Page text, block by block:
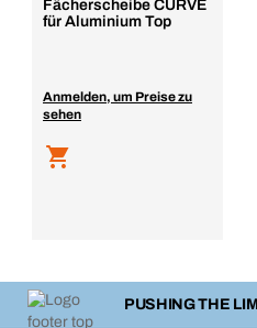
Fächerscheibe CURVE
für Aluminium Top
Anmelden, um Preise zu
sehen
PUSHING THE